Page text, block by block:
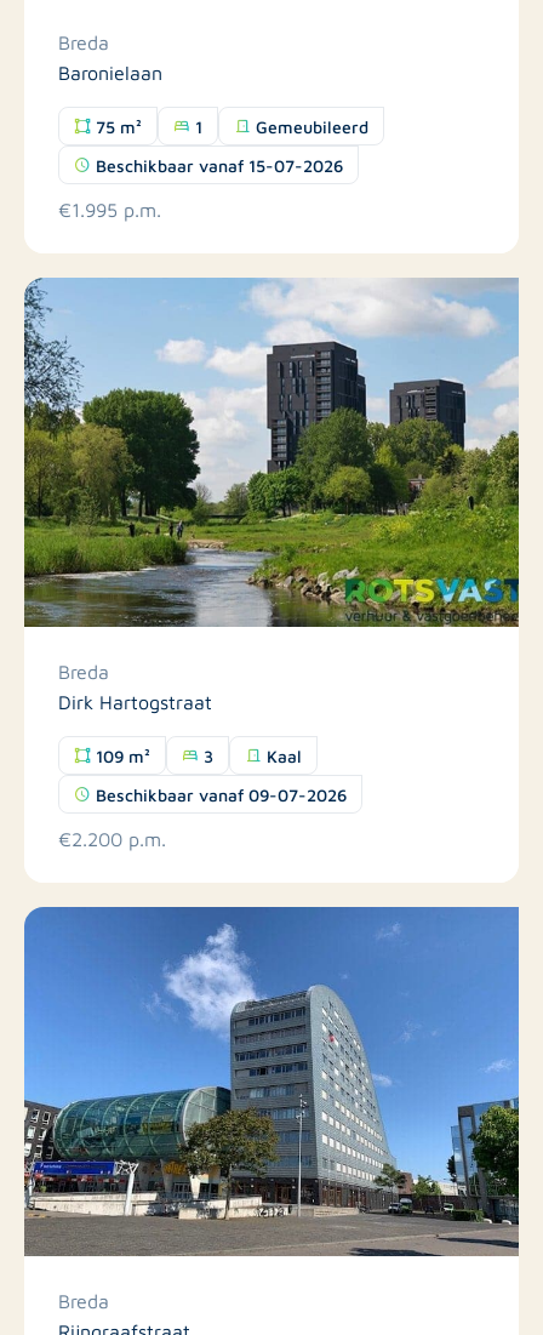
Breda
Baronielaan
75 m² 1
Gemeubileerd
Beschikbaar vanaf 15-07-2026
€1.995 p.m.
Breda
Dirk Hartogstraat
109 m² 3
Kaal
Beschikbaar vanaf 09-07-2026
€2.200 p.m.
Breda